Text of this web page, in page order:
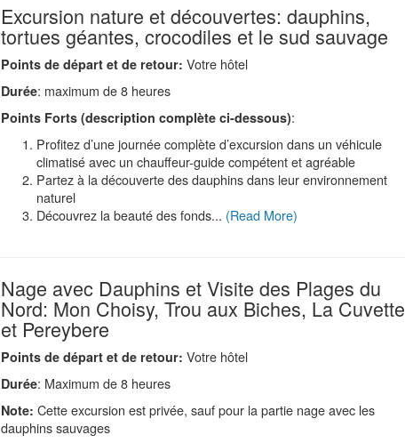
Excursion nature et découvertes: dauphins,
tortues géantes, crocodiles et le sud sauvage
Points de départ et de retour: Votre hôtel
Durée: maximum de 8 heures
Points Forts (description complète ci-dessous):
Profitez d’une journée complète d’excursion dans un véhicule
climatisé avec un chauffeur-guide compétent et agréable
Partez à la découverte des dauphins dans leur environnement
naturel
Découvrez la beauté des fonds... (Read More)
Nage avec Dauphins et Visite des Plages du
Nord: Mon Choisy, Trou aux Biches, La Cuvette
et Pereybere
Points de départ et de retour: Votre hôtel
Durée: Maximum de 8 heures
Note: Cette excursion est privée, sauf pour la partie nage avec les
dauphins sauvages